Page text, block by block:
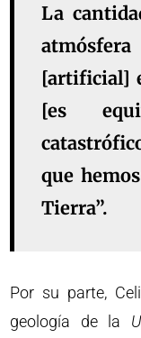
La
[artificial]
[es
que
Tierra”.
Por su parte,
geología de la